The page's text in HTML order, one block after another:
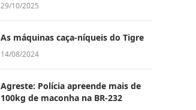
29/10/2025
As máquinas caça-níqueis do Tigre
14/08/2024
Agreste: Polícia apreende mais de
100kg de maconha na BR-232